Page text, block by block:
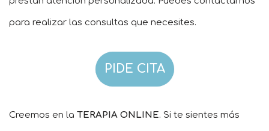
para realizar las consultas que necesites.
PIDE CITA
Creemos en la TERAPIA ONLINE. Si te sientes más